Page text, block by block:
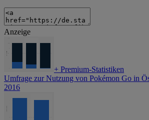
Anzeige
+ Premium-Statistiken
Umfrage zur Nutzung von Pokémon Go in
2016